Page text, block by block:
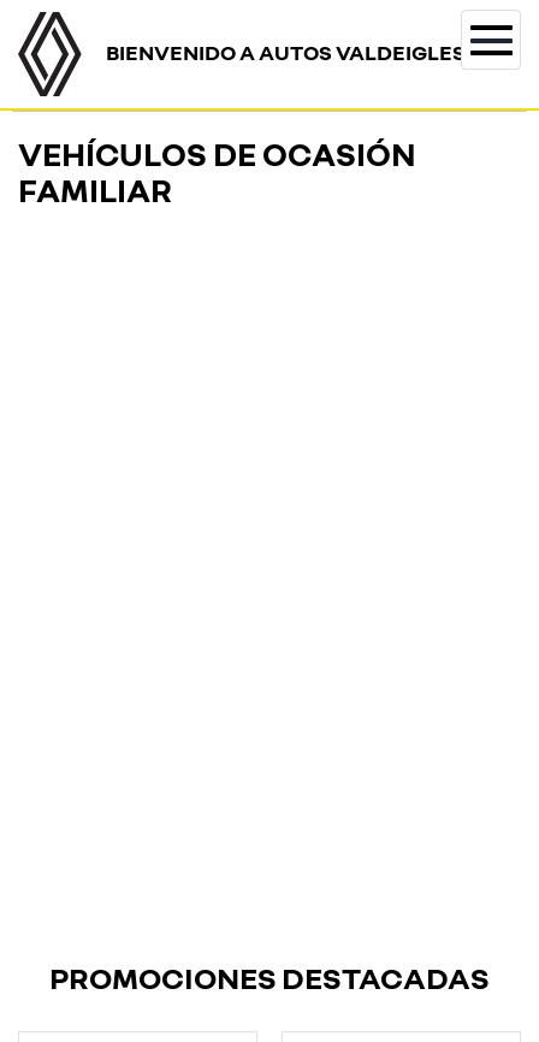
BIENVENIDO A AUTOS VALDEIGLESIAS
VEHÍCULOS DE OCASIÓN
FAMILIAR
PROMOCIONES DESTACADAS